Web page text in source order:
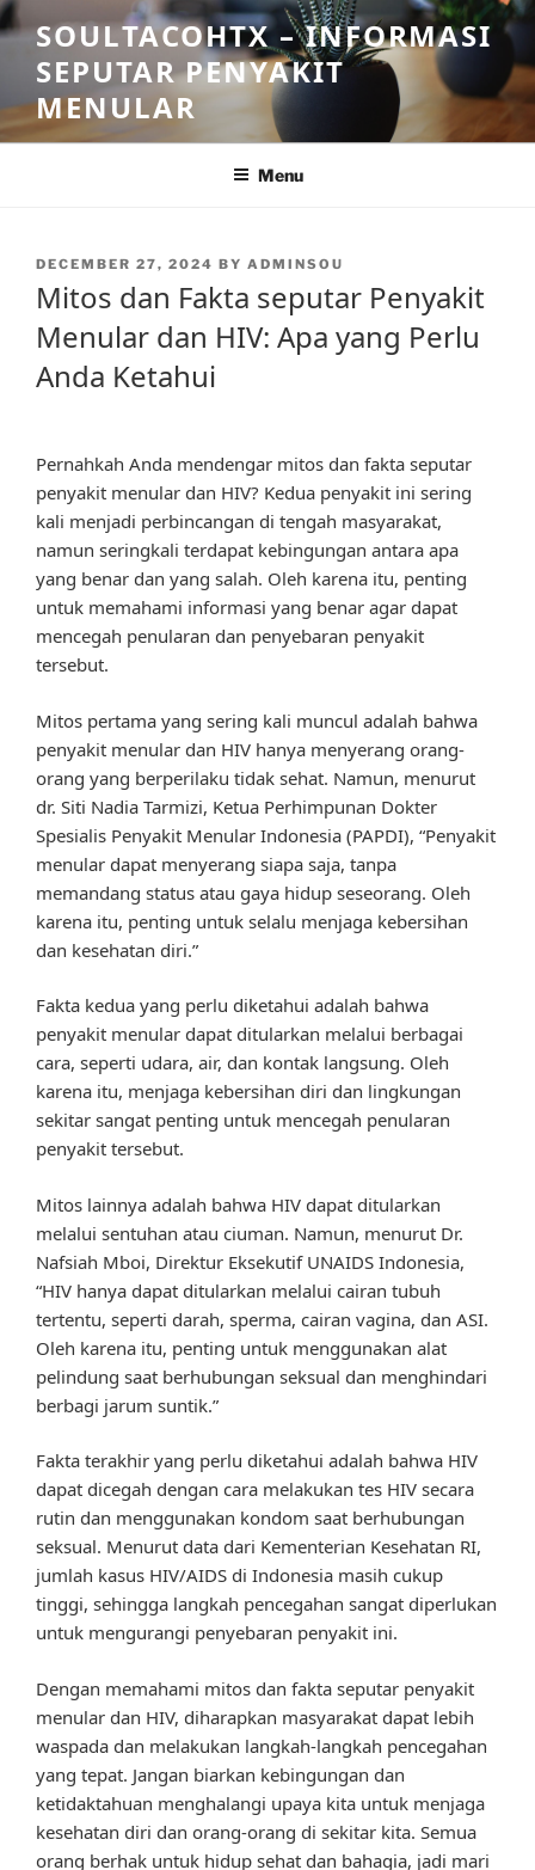
Skip
to
content
SOULTACOHTX – INFORMASI
SEPUTAR PENYAKIT
MENULAR
Menu
POSTED
DECEMBER 27, 2024 BY ADMINSOU
Mitos dan Fakta seputar Penyakit
Menular dan HIV: Apa yang Perlu
Anda Ketahui
Pernahkah Anda mendengar mitos dan fakta seputar
penyakit menular dan HIV? Kedua penyakit ini sering
kali menjadi perbincangan di tengah masyarakat,
namun seringkali terdapat kebingungan antara apa
yang benar dan yang salah. Oleh karena itu, penting
untuk memahami informasi yang benar agar dapat
mencegah penularan dan penyebaran penyakit
tersebut.
Mitos pertama yang sering kali muncul adalah bahwa
penyakit menular dan HIV hanya menyerang orang-
orang yang berperilaku tidak sehat. Namun, menurut
dr. Siti Nadia Tarmizi, Ketua Perhimpunan Dokter
Spesialis Penyakit Menular Indonesia (PAPDI), “Penyakit
menular dapat menyerang siapa saja, tanpa
memandang status atau gaya hidup seseorang. Oleh
karena itu, penting untuk selalu menjaga kebersihan
dan kesehatan diri.”
Fakta kedua yang perlu diketahui adalah bahwa
penyakit menular dapat ditularkan melalui berbagai
cara, seperti udara, air, dan kontak langsung. Oleh
karena itu, menjaga kebersihan diri dan lingkungan
sekitar sangat penting untuk mencegah penularan
penyakit tersebut.
Mitos lainnya adalah bahwa HIV dapat ditularkan
melalui sentuhan atau ciuman. Namun, menurut Dr.
Nafsiah Mboi, Direktur Eksekutif UNAIDS Indonesia,
“HIV hanya dapat ditularkan melalui cairan tubuh
tertentu, seperti darah, sperma, cairan vagina, dan ASI.
Oleh karena itu, penting untuk menggunakan alat
pelindung saat berhubungan seksual dan menghindari
berbagi jarum suntik.”
Fakta terakhir yang perlu diketahui adalah bahwa HIV
dapat dicegah dengan cara melakukan tes HIV secara
rutin dan menggunakan kondom saat berhubungan
seksual. Menurut data dari Kementerian Kesehatan RI,
jumlah kasus HIV/AIDS di Indonesia masih cukup
tinggi, sehingga langkah pencegahan sangat diperlukan
untuk mengurangi penyebaran penyakit ini.
Dengan memahami mitos dan fakta seputar penyakit
menular dan HIV, diharapkan masyarakat dapat lebih
waspada dan melakukan langkah-langkah pencegahan
yang tepat. Jangan biarkan kebingungan dan
ketidaktahuan menghalangi upaya kita untuk menjaga
kesehatan diri dan orang-orang di sekitar kita. Semua
orang berhak untuk hidup sehat dan bahagia, jadi mari